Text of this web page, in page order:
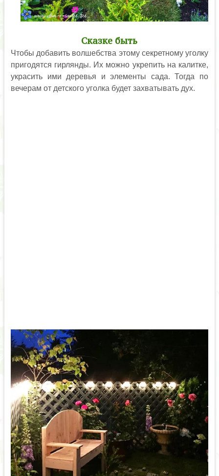
Сказке быть
Чтобы добавить волшебства этому секретному уголку
пригодятся гирлянды. Их можно укрепить на калитке,
украсить ими деревья и элементы сада. Тогда по
вечерам от детского уголка будет захватывать дух.